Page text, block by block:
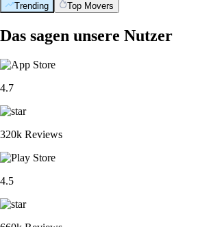
Trending Top Movers
Das sagen unsere Nutzer
4.7
320k Reviews
4.5